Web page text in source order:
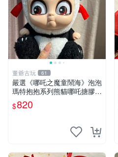
董爺古玩 61
嚴選《哪吒之魔童鬧海》泡泡
瑪特抱抱系列熊貓哪吒搪膠臉
毛絨， STATE：如圖顯示 哪
吒 毛絨公仔 泡泡瑪特
$820